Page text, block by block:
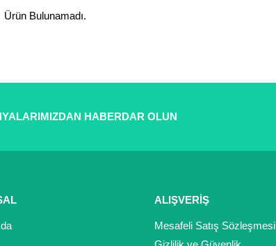
Ürün Bulunamadı.
HABERDAR OLUN
ALIŞVERİŞ
Mesafeli Satış Sözleşmesi